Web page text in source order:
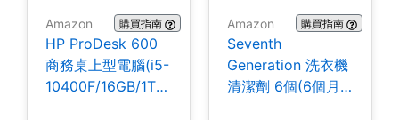
Amazon 購買指南
HP ProDesk 600
商務桌上型電腦(i5-
10400F/16GB/1TB
Amazon 購買指南
Seventh
Generation 洗衣機
清潔劑 6個(6個月